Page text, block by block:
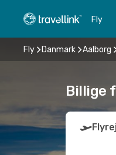
Fly
Fly Danmark Aalborg
Billige